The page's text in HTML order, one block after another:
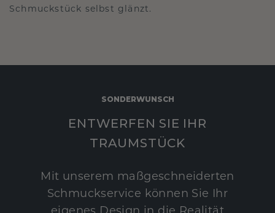
Schmuckstück selbst glänzt.
SONDERWUNSCH
ENTWERFEN SIE IHR
TRAUMSTÜCK
Mit unserem maßgeschneiderten
Schmuckservice können Sie Ihr
eigenes Design in die Realität